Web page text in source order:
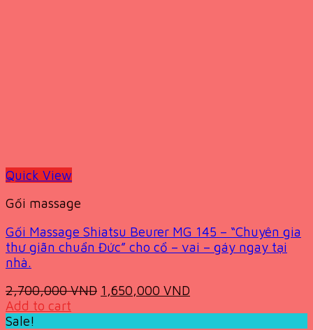
Quick View
Gối massage
Gối Massage Shiatsu Beurer MG 145 – “Chuyên gia
thư giãn chuẩn Đức” cho cổ – vai – gáy ngay tại
nhà.
2,700,000VND Original
1,650,000 VND
Add to cart
Sale!